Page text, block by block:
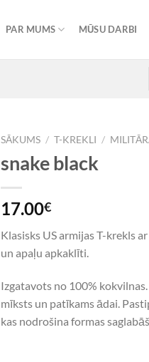
PAR MUMS MŪSU DARBI
SĀKUMS / T-KREKLI /
snake black
17.00€
Klasisks US armijas T-krekls
un apaļu apkaklīti.
Izgatavots no 100%
mīksts un patīkams ādai.
kas nodrošina formas